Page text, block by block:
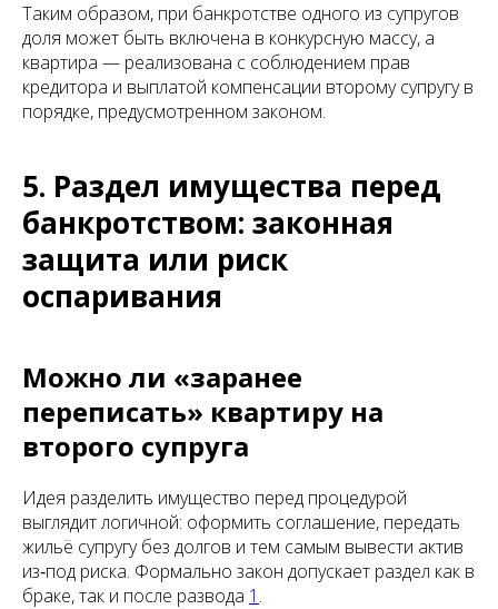
Таким образом, при банкротстве одного из супругов
доля может быть включена в конкурсную массу, а
квартира — реализована с соблюдением прав
кредитора и выплатой компенсации второму супругу в
порядке, предусмотренном законом.
5. Раздел имущества перед
банкротством: законная
защита или риск
оспаривания
Можно ли «заранее
переписать» квартиру на
второго супруга
Идея разделить имущество перед процедурой
выглядит логичной: оформить соглашение, передать
жильё супругу без долгов и тем самым вывести актив
из‑под риска. Формально закон допускает раздел как в
браке, так и после развода 1 .